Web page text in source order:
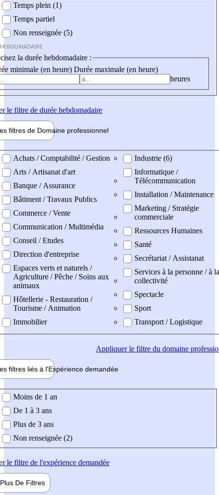
Temps plein (1)
Temps partiel
Non renseignée (5)
la durée hebdomadaire :
minimale (en heure) Durée maximale (en heure)
heures
le filtre de durée hebdomadaire
filtres de Domaine professionnel
professionel
Achats / Comptabilité / Gestion
Arts / Artisanat d'art
Banque / Assurance
Bâtiment / Travaux Publics
Commerce / Vente
Communication / Multimédia
Conseil / Etudes
Direction d'entreprise
Espaces verts et naturels /
Agriculture / Pêche / Soins aux
animaux
Hôtellerie - Restauration /
Tourisme / Animation
Immobilier
Industrie (6)
Informatique /
Télécommunication
Installation / Maintenance
Marketing / Stratégie
commerciale
Ressources Humaines
Santé
Secrétariat / Assistanat
Services à la personne / à la
collectivité
Spectacle
Sport
Transport / Logistique
Appliquerle filtre du domaine
filtres liés à l'Expérience demandée
demandée
Moins de 1 an
De 1 à 3 ans
Plus de 3 ans
Non renseignée (2)
le filtre de l'expérience demandée
Plus De Filtres